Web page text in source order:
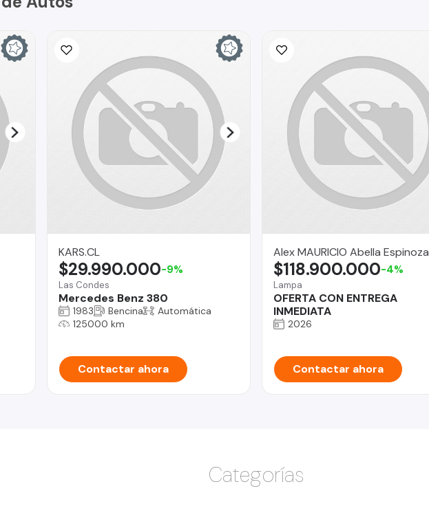
KARS.CL
Las Condes
Mercedes Benz 380
$29.990.000-9%
1983 Bencina
Automática
125000 km
Contactar ahora
Alex MAURICIO Abella Espinoza
Lampa
OFERTA CON ENTREGA
INMEDIATA
$118.900.000-4%
2026
Contactar ahora
Categorías